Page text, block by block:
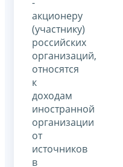
акционеру
(участнику)
российских
организаций,
относятся
к
доходам
иностранной
организации
от
источников
в